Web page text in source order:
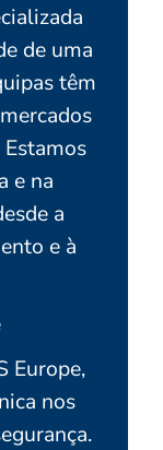
de uma
têm
Estamos
e na
a
e à
Europe,
nos